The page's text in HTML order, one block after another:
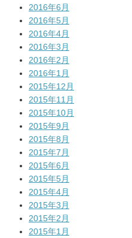
2016年6月
2016年5月
2016年4月
2016年3月
2016年2月
2016年1月
2015年12月
2015年11月
2015年10月
2015年9月
2015年8月
2015年7月
2015年6月
2015年5月
2015年4月
2015年3月
2015年2月
2015年1月